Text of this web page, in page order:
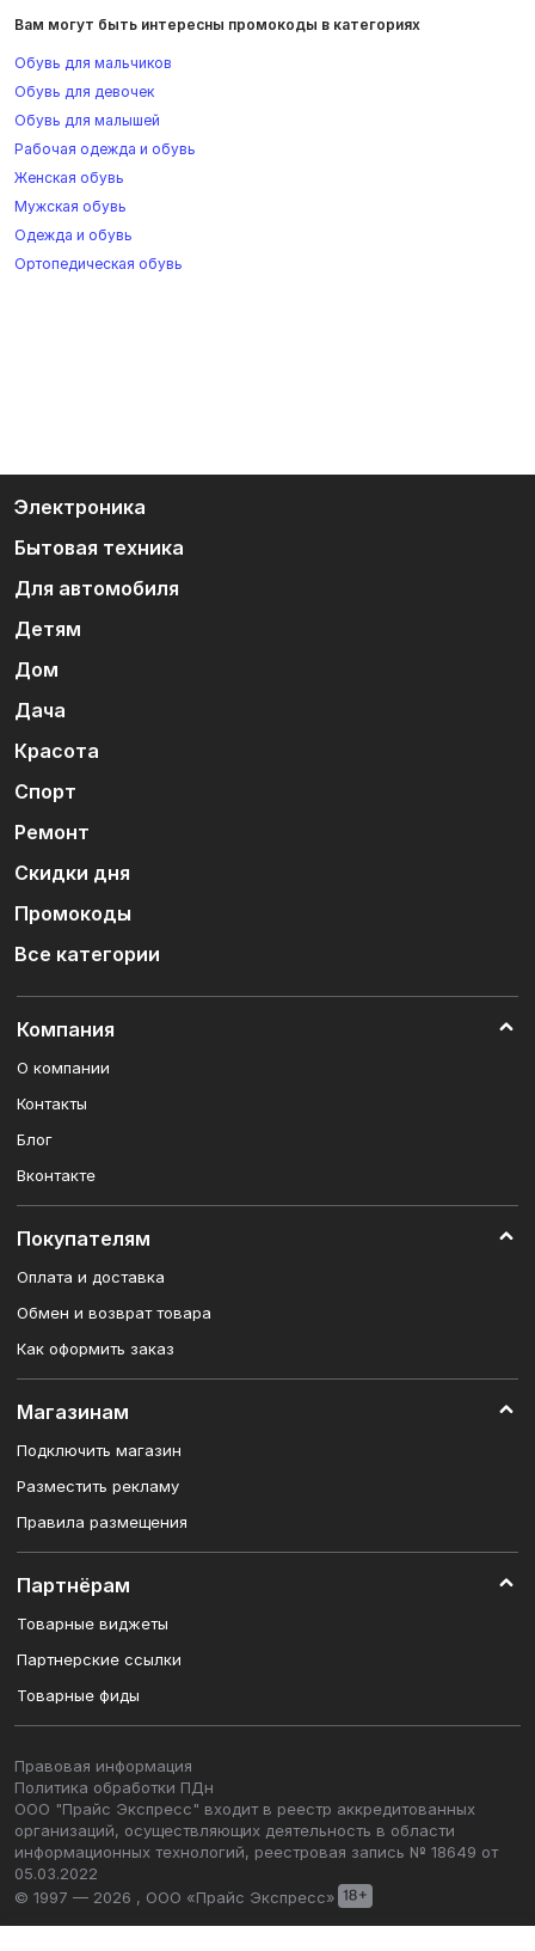
Вам могут быть интересны промокоды в категориях
Обувь для мальчиков
Обувь для девочек
Обувь для малышей
Рабочая одежда и обувь
Женская обувь
Мужская обувь
Одежда и обувь
Ортопедическая обувь
Электроника
Бытовая техника
Для автомобиля
Детям
Дом
Дача
Красота
Спорт
Ремонт
Скидки дня
Промокоды
Все категории
Компания
О компании
Контакты
Блог
Вконтакте
Покупателям
Оплата и доставка
Обмен и возврат товара
Как оформить заказ
Магазинам
Подключить магазин
Разместить рекламу
Правила размещения
Партнёрам
Товарные виджеты
Партнерские ссылки
Товарные фиды
Правовая информация
Политика обработки ПДн
ООО "Прайс Экспресс" входит в реестр аккредитованных
организаций, осуществляющих деятельность в области
информационных технологий, реестровая запись № 18649 от
05.03.2022
© 1997 — 2026 , ООО «Прайс Экспресс»